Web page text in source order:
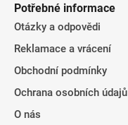
Potřebné informace
Otázky a odpovědi
Reklamace a vrácení
Obchodní podmínky
Ochrana osobních údajů
O nás